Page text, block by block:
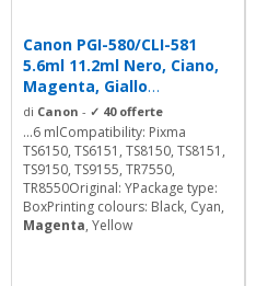
Canon PGI-580/CLI-581
5.6ml 11.2ml Nero, Ciano,
Magenta, Giallo
cartuccia...
di Canon - ✓ 40 offerte
...6 mlCompatibility: Pixma
TS6150, TS6151, TS8150, TS8151,
TS9150, TS9155, TR7550,
TR8550Original: YPackage type:
BoxPrinting colours: Black, Cyan,
Magenta, Yellow